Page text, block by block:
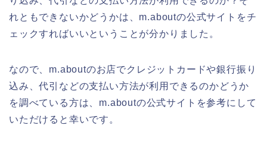
れともできないかどうかは、m.aboutの公式サイトをチ
ェックすればいいということが分かりました。
なので、m.aboutのお店でクレジットカードや銀行振り
込み、代引などの支払い方法が利用できるのかどうか
を調べている方は、m.aboutの公式サイトを参考にして
いただけると幸いです。